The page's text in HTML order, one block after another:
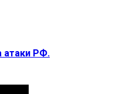
атаки РФ.